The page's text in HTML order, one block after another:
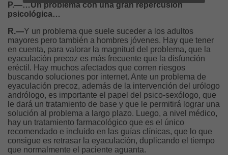
P.—…Un problema con una gran repercusión
psicológica…
R.—Y un problema que suele suceder a los adultos
mayores pero también a hombres jóvenes. Hay que tener
en cuenta, para valorar la magnitud del problema, que la
eyaculación precoz es más frecuente que la disfunción
eréctil. Hay muchos afectados que corren riesgos
buscando soluciones por internet. Ante un problema de
eyaculación precoz, además de la intervención del urólogo
andrólogo, es importante el papel del psico-sexólogo, que
le dará un tratamiento de base y que le permitirá lograr una
solución al problema a largo plazo. Luego, a nivel médico,
hay un tratamiento farmacológico que es el único
recomendado e incluido en las guías clínicas, que lo que
consigue es retrasar la eyaculación, duplicando el tiempo
que normalmente el paciente aguanta.